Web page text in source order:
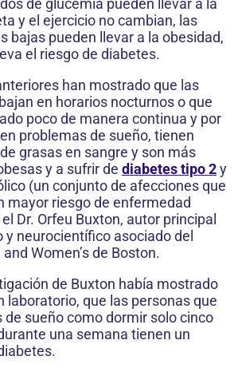
y el ejercicio no cambian, las
bajas pueden llevar a la obesidad,
el riesgo de diabetes.
han mostrado que las
en horarios nocturnos o que
poco de manera continua y por
problemas de sueño, tienen
grasas en sangre y son más
y a sufrir de diabetes tipo 2y
(un conjunto de afecciones que
mayor riesgo de enfermedad
Dr. Orfeu Buxton, autor principal
y neurocientífico asociado del
Women’s de Boston.
de Buxton había mostrado
laboratorio, que las personas que
sueño como dormir solo cinco
una semana tienen un